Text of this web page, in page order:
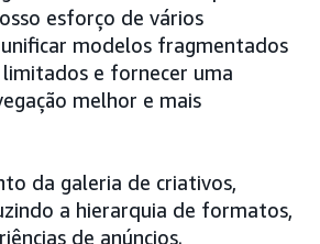
esforço de vários
modelos fragmentados
limitados e fornecer uma
melhor e mais
da galeria de criativos,
a hierarquia de formatos,
de anúncios.